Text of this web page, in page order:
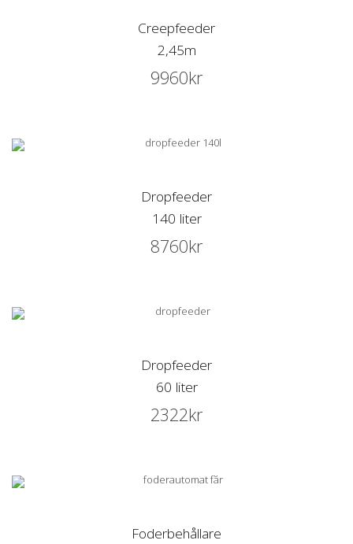
Creepfeeder
2,45m
9960kr
Dropfeeder
140 liter
8760kr
Dropfeeder
60 liter
2322kr
Foderbehållare